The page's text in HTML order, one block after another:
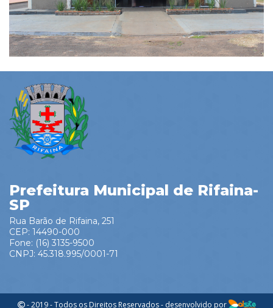
Prefeitura Municipal de Rifaina-
SP
Rua Barão de Rifaina, 251
CEP: 14490-000
Fone: (16) 3135-9500
CNPJ: 45.318.995/0001-71
- 2019 - Todos os Direitos Reservados - desenvolvido por